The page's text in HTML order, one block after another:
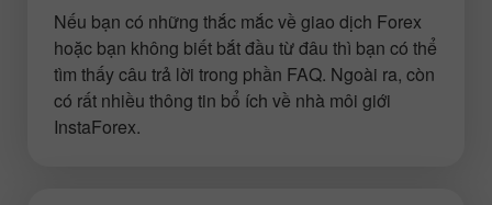
Nếu bạn có những thắc mắc về giao dịch Forex
hoặc bạn không biết bắt đầu từ đâu thì bạn có thể
tìm thấy câu trả lời trong phần FAQ. Ngoài ra, còn
có rất nhiều thông tin bổ ích về nhà môi giới
InstaForex.